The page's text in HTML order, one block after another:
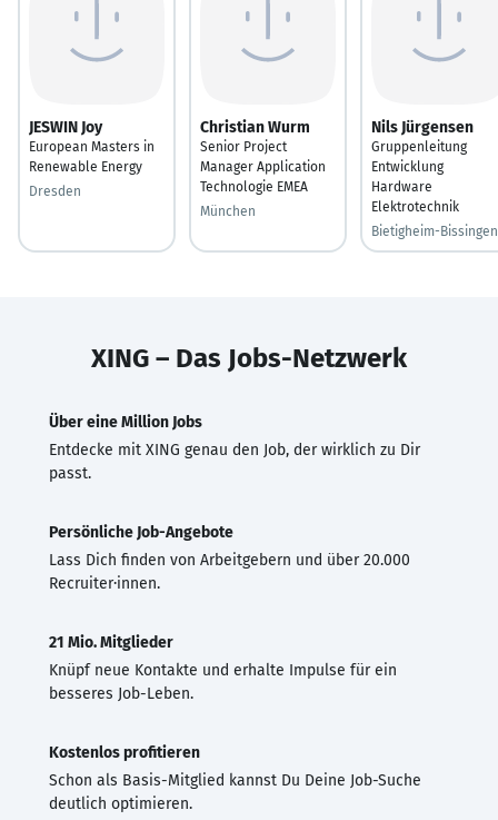
JESWIN Joy
European Masters in
Renewable Energy
Dresden
Christian Wurm
Senior Project
Manager Application
Technologie EMEA
München
Nils Jürgensen
Gruppenleitung
Entwicklung
Hardware
Elektrotechnik
Bietigheim-Bissingen
XING – Das Jobs-Netzwerk
Über eine Million Jobs
Entdecke mit XING genau den Job, der wirklich zu Dir
passt.
Persönliche Job-Angebote
Lass Dich finden von Arbeitgebern und über 20.000
Recruiter·innen.
21 Mio. Mitglieder
Knüpf neue Kontakte und erhalte Impulse für ein
besseres Job-Leben.
Kostenlos profitieren
Schon als Basis-Mitglied kannst Du Deine Job-Suche
deutlich optimieren.